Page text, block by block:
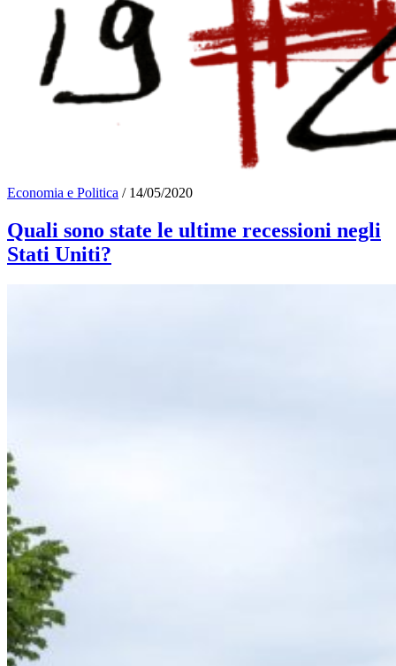
Economia e Politica / 14/05/2020
Quali sono state le ultime recessioni negli
Stati Uniti?